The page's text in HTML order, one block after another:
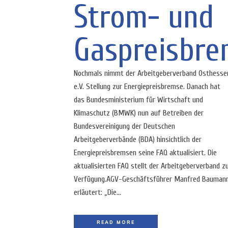
Strom- und
Nochmals nimmt der Arbeitgeberverband
e.V. Stellung zur Energiepreisbremse. Danach hat
das Bundesministerium für Wirtschaft und
Klimaschutz (BMWK) nun auf Betreiben der
Bundesvereinigung der Deutschen
Arbeitgeberverbände (BDA) hinsichtlich der
Energiepreisbremsen seine FAQ aktualisiert. Die
aktualisierten FAQ stellt der Arbeitgeberverband
Verfügung.AGV-Geschäftsführer Manfred
erläutert: „Die...
READ MORE